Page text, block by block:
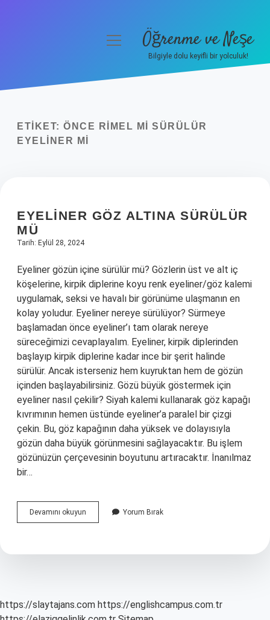
Yasal Uyarı
menüyüÖğrenme ve Neşe
Bilgiyle dolu keyifli bir yolculuk!
ETIKET: ÖNCE RIMEL MI SÜRÜLÜR
EYELINER MI
EYELINER GÖZ ALTINA SÜRÜLÜR
MÜ
Tarih: Eylül 28, 2024
Eyeliner gözün içine sürülür mü? Gözlerin üst ve alt iç
köşelerine, kirpik diplerine koyu renk eyeliner/göz kalemi
uygulamak, seksi ve havalı bir görünüme ulaşmanın en
kolay yoludur. Eyeliner nereye sürülüyor? Sürmeye
başlamadan önce eyeliner’ı tam olarak nereye
süreceğimizi cevaplayalım. Eyeliner, kirpik diplerinden
başlayıp kirpik diplerine kadar ince bir şerit halinde
sürülür. Ancak isterseniz hem kuyruktan hem de gözün
içinden başlayabilirsiniz. Gözü büyük göstermek için
eyeliner nasıl çekilir? Siyah kalemi kullanarak göz kapağı
kıvrımının hemen üstünde eyeliner’a paralel bir çizgi
çekin. Bu, göz kapağının daha yüksek ve dolayısıyla
gözün daha büyük görünmesini sağlayacaktır. Bu işlem
gözünüzün çerçevesinin boyutunu artıracaktır. İnanılmaz
bir…
Devamını okuyun
Göz
Mü
Yorum Bırak
https://slaytajans.com https://englishcampus.com.tr